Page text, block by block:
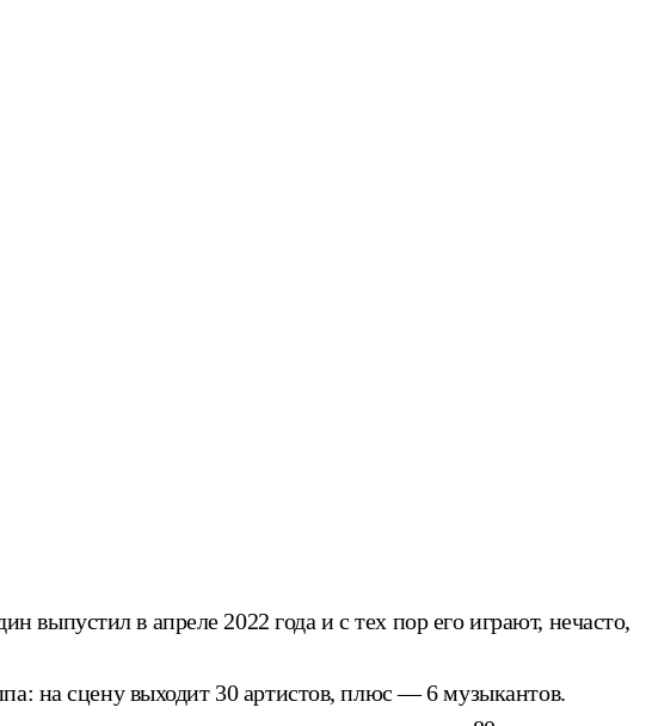
выпустил в апреле 2022 года и с тех пор его играют, нечасто,
на сцену выходит 30 артистов, плюс — 6 музыкантов.